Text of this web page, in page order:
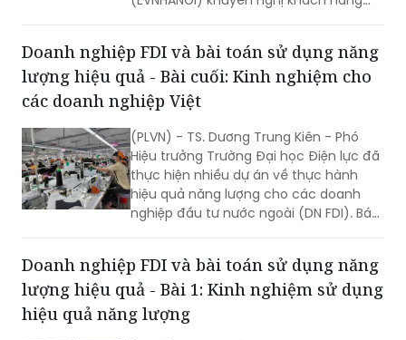
cho hệ thống điện và tiết kiệm chi phí
trong gia đình.
Doanh nghiệp FDI và bài toán sử dụng năng
lượng hiệu quả - Bài cuối: Kinh nghiệm cho
các doanh nghiệp Việt
(PLVN) - TS. Dương Trung Kiên - Phó
Hiệu trưởng Trường Đại học Điện lực đã
thực hiện nhiều dự án về thực hành
hiệu quả năng lượng cho các doanh
nghiệp đầu tư nước ngoài (DN FDI). Báo
này, nhằm mang lại những kinh nghiệm
cụ thể hơn cho DN Việt.
Doanh nghiệp FDI và bài toán sử dụng năng
lượng hiệu quả - Bài 1: Kinh nghiệm sử dụng
hiệu quả năng lượng